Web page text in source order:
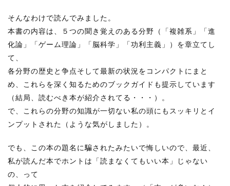
そんなわけで読んでみました。
本書の内容は、５つの聞き覚えのある分野（「複雑系」「進
化論」「ゲーム理論」「脳科学」「功利主義」）を章立てし
て、
各分野の歴史と争点そして最新の状況をコンパクトにまと
め、これらを深く知るためのブックガイドも提示しています
（結局、読むべき本が紹介されてる・・・）。
で、これらの分野の知識が一切ない私の頭にもスッキリとイ
ンプットされた（ような気がしました）。
でも、この本の題名に騙されたみたいで悔しいので、最近、
私が読んだ本でホントは「読まなくてもいい本」じゃない
の、って